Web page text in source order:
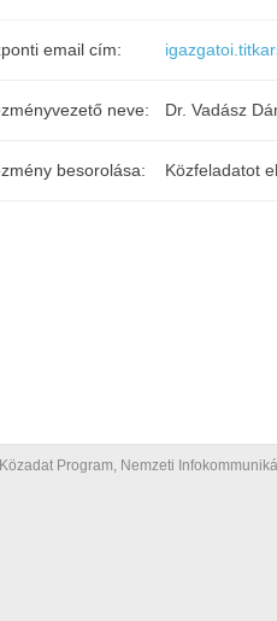
email cím:
neve: Dr. Vadász
besorolása: Közfeladatot
Program, Nemzeti